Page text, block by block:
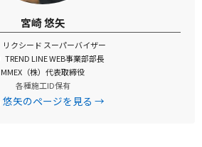
宮崎 悠矢
リクシード スーパーバイザー
TREND LINE WEB事業部部長
MMEX（株）代表取締役
各種施工ID保有
悠矢のページを見る →